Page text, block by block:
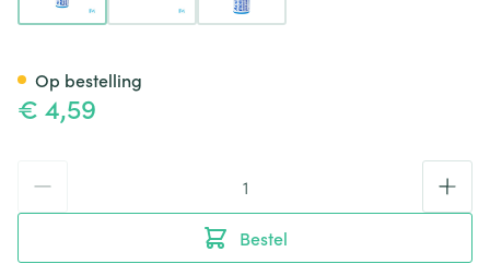
€ 4,59
Bestel
Op bestelling